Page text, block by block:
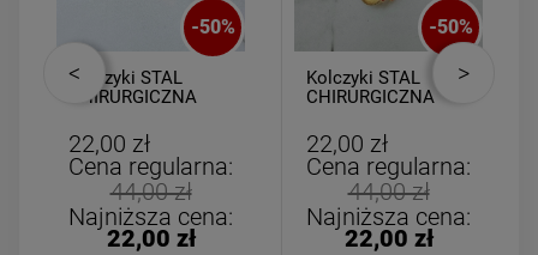
Bransoletka srebrna STAL
CHIRURGICZNA
modułowa ażurowa
cyrkonie
69,00 zł
Bransoletka
modułowa
koniczyny
-50%
Kolczyki STAL
CHIRURGICZNA
cm
22,00 zł
Cena regularna:
44,00 zł
Najniższa cena:
22,00 zł
-50%
Kolczyki STAL
CHIRURGICZNA
dziewczynek
czerwony motylek
22,00 zł
Cena regularna:
44,00 zł
Najniższa cena:
22,00 zł